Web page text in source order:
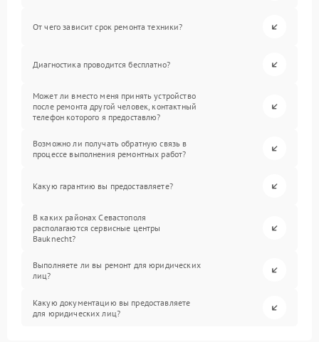
От чего зависит срок ремонта техники?
Диагностика проводится бесплатно?
Может ли вместо меня принять устройство
после ремонта другой человек, контактный
телефон которого я предоставлю?
Возможно ли получать обратную связь в
процессе выполнения ремонтных работ?
Какую гарантию вы предоставляете?
В каких районах Севастополя
располагаются сервисные центры
Bauknecht?
Выполняете ли вы ремонт для юридических
лиц?
Какую документацию вы предоставляете
для юридических лиц?